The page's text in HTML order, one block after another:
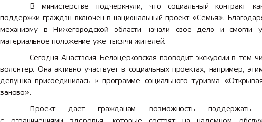
В министерстве подчеркнули, что социальный контракт
поддержки граждан включен в национальный проект «Семья».
механизму в Нижегородской области начали свое дело и смогли
материальное положение уже тысячи жителей.
Сегодня Анастасия Белоцерковская проводит экскурсии в том
волонтер. Она активно участвует в социальных проектах, например,
девушка присоединилась к программе социального туризма
заново».
Проект дает гражданам возможность поддержать
2025 11 01 Земли